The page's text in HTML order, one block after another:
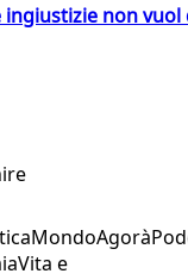
ingiustizie non vuol
MondoAgorà
Vita e